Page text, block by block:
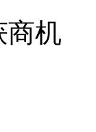
商机